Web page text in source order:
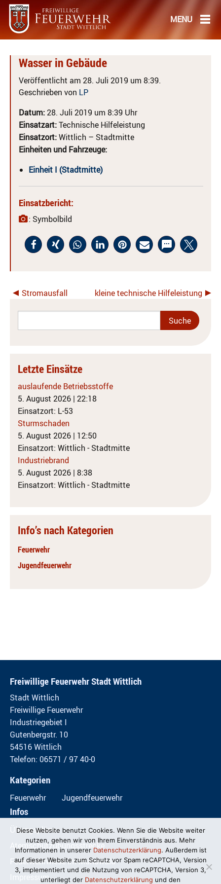
Wasser in Gebäude
Veröffentlicht am 28. Juli 2019 um 8:39.
Geschrieben von LP
Datum:28. Juli 2019 um 8:39 Uhr
Einsatzart:Technische Hilfeleistung
Einsatzort:Wittlich – Stadtmitte
Einheiten und Fahrzeuge:
Einheit I (Stadtmitte)
Einsatzbericht:
: Symbolbild
Stromausfall kleine technische Hilfeleistung
Letzte Einsätze
auslaufende Betriebsstoffe
5. August 2026 | 22:18
Einsatzort: L-53
Sturmschaden
5. August 2026 | 12:50
Einsatzort: Wittlich - Stadtmitte
Industriebrand
5. August 2026 | 8:38
Einsatzort: Wittlich - Stadtmitte
Info’s nach Kategorien
Feuerwehr
Jugendfeuerwehr
Freiwillige Feuerwehr Stadt Wittlich
Stadt Wittlich
Freiwillige Feuerwehr
Industriegebiet I
Gutenbergstr. 10
54516 Wittlich
Telefon: 06571 / 97 40-0
Kategorien
Feuerwehr Jugendfeuerwehr
Infos
Übungspläne
Atemschutzübungsstrecke
Feuerwehrwiese im Mundwald
Impressum
Diese Website benutzt Cookies. Wenn Sie die Website weiter
nutzen, gehen wir von Ihrem Einverständnis aus. Mehr
Informationen in unserer Datenschutzerklärung. Außerdem ist
auf dieser Website zum Schutz vor Spam reCAPTCHA, Version
3, implementiert und die Nutzung von reCAPTCHA, Version 3,
unterliegt der Datenschutzerklärung und den